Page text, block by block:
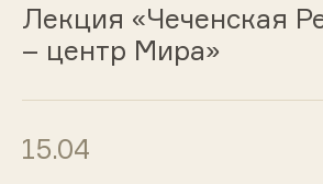
Лекция «Чеченская
– центр Мира»
15.04